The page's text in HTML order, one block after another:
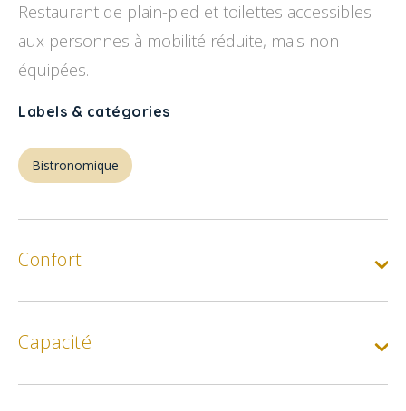
Restaurant de plain-pied et toilettes accessibles
aux personnes à mobilité réduite, mais non
équipées.
Labels & catégories
Bistronomique
Confort
Capacité